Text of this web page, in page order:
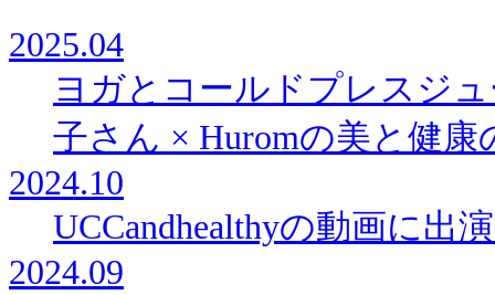
2025.04
ヨガとコールドプレスジ
子さん × Huromの美と健
2024.10
UCCandhealthyの動画に出
2024.09